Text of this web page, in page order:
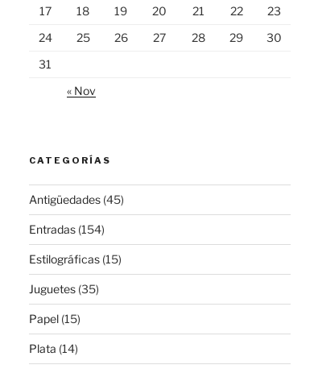
17
18 19 20 21 22
23
24
25 26 27 28 29
30
31
« Nov
CATEGORÍAS
Antigüedades(45)
Entradas(154)
Estilográficas(15)
Juguetes(35)
Papel(15)
Plata (14)